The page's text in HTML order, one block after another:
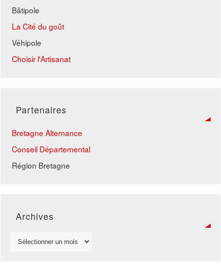
Bâtipole
La Cité du goût
Véhipole
Choisir l'Artisanat
Partenaires
Bretagne Alternance
Conseil Départemental
Région Bretagne
Archives